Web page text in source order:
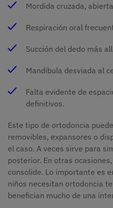
Mordida cruzada,
Respiración oral
Succión del dedo más
Mandíbula desviada al
Falta evidente de
definitivos.
Este tipo de ortodoncia
removibles, expansores o
el caso. A veces sirve para
posterior. En otras
consolide. Lo importante es
niños necesitan ortodoncia
benefician mucho de una